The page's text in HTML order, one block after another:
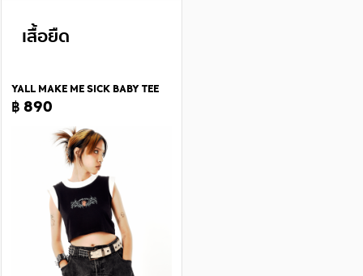
เสื้อยืด
YALL MAKE ME SICK BABY TEE
฿ 890